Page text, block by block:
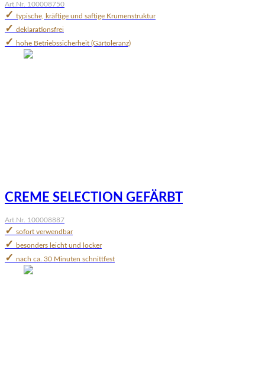
Art.Nr. 100008750
✓ typische, kräftige und saftige Krumenstruktur
✓ deklarationsfrei
✓ hohe Betriebssicherheit (Gärtoleranz)
CREME SELECTION GEFÄRBT
Art.Nr. 100008887
✓ sofort verwendbar
✓ besonders leicht und locker
✓ nach ca. 30 Minuten schnittfest